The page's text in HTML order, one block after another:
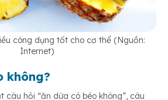
công dụng tốt cho cơ thể (Nguồn:
Internet)
không?
câu hỏi “ăn dứa có béo không”, câu